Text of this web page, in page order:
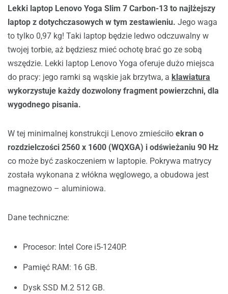
Lekki laptop Lenovo Yoga Slim 7 Carbon-13 to najlżejszy
laptop z dotychczasowych w tym zestawieniu. Jego waga
to tylko 0,97 kg! Taki laptop będzie ledwo odczuwalny w
twojej torbie, aż będziesz mieć ochotę brać go ze sobą
wszędzie. Lekki laptop Lenovo Yoga oferuje dużo miejsca
do pracy: jego ramki są wąskie jak brzytwa, a klawiatura
wykorzystuje każdy dozwolony fragment powierzchni, dla
wygodnego pisania.
W tej minimalnej konstrukcji Lenovo zmieściło ekran o
rozdzielczości 2560 x 1600 (WQXGA) i odświeżaniu 90 Hz
co może być zaskoczeniem w laptopie. Pokrywa matrycy
została wykonana z włókna węglowego, a obudowa jest
magnezowo – aluminiowa.
Dane techniczne:
Procesor: Intel Core i5-1240P.
Pamięć RAM: 16 GB.
Dysk SSD M.2 512 GB.